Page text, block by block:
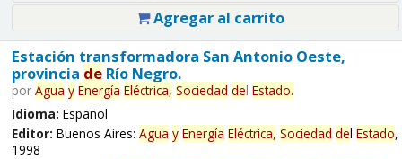
Agregar al carrito
Estación transformadora San Antonio Oeste,
provincia deRío Negro.
por Agua y Energía Eléctrica, Sociedad del Estado.
Idioma: Español
Editor: Buenos Aires: Agua y Energía Eléctrica, Sociedad del Estado,
1998